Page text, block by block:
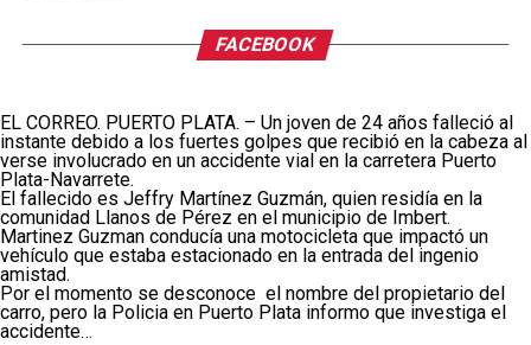
FACEBOOK
EL CORREO. PUERTO PLATA. – Un joven de 24 años falleció al
instante debido a los fuertes golpes que recibió en la cabeza al
verse involucrado en un accidente vial en la carretera Puerto
Plata-Navarrete.
El fallecido es Jeffry Martínez Guzmán, quien residía en la
comunidad Llanos de Pérez en el municipio de Imbert.
Martinez Guzman conducía una motocicleta que impactó un
vehículo que estaba estacionado en la entrada del ingenio
amistad.
Por el momento se desconoce el nombre del propietario del
carro, pero la Policia en Puerto Plata informo que investiga el
accidente…